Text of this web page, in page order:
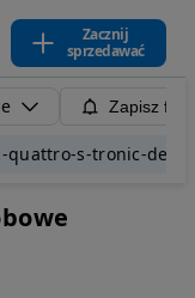
Zacznij
sprzedawać
Zapisz
quattro-s-tronic-